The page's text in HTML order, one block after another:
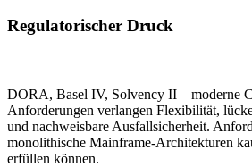
Regulatorischer Druck
DORA, Basel IV, Solvency II – moderne
Anforderungen verlangen Flexibilität,
und nachweisbare Ausfallsicherheit.
monolithische Mainframe-Architekturen
erfüllen können.